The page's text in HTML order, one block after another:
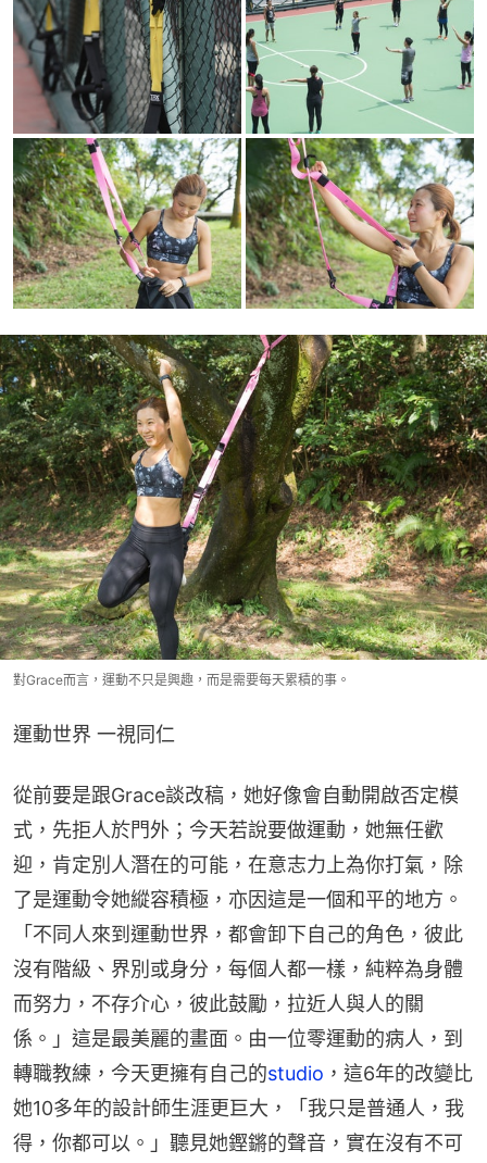
對Grace而言，運動不只是興趣，而是需要每天累積的事。
運動世界 一視同仁
從前要是跟Grace談改稿，她好像會自動開啟否定模
式，先拒人於門外；今天若說要做運動，她無任歡
迎，肯定別人潛在的可能，在意志力上為你打氣，除
了是運動令她縱容積極，亦因這是一個和平的地方。
「不同人來到運動世界，都會卸下自己的角色，彼此
沒有階級、界別或身分，每個人都一樣，純粹為身體
而努力，不存介心，彼此鼓勵，拉近人與人的關
係。」這是最美麗的畫面。由一位零運動的病人，到
轉職教練，今天更擁有自己的studio ，這6年的改變比
她10多年的設計師生涯更巨大，「我只是普通人，我
得，你都可以。」聽見她鏗鏘的聲音，實在沒有不可